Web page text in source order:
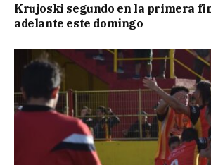
Krujoski segundo en la primera
adelante este domingo